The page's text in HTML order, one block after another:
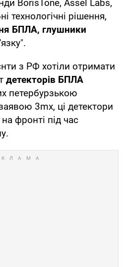
BorisTone, Assel Labs,
технологічні рішення,
БПЛА, глушники
з РФ хотіли отримати
детекторів БПЛА
петербурзькою
3mx, ці детектори
фронті під час